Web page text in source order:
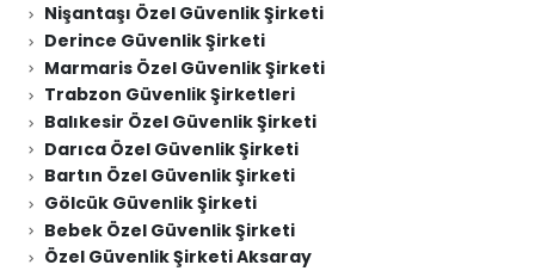
Nişantaşı Özel Güvenlik Şirketi
Derince Güvenlik Şirketi
Marmaris Özel Güvenlik Şirketi
Trabzon Güvenlik Şirketleri
Balıkesir Özel Güvenlik Şirketi
Darıca Özel Güvenlik Şirketi
Bartın Özel Güvenlik Şirketi
Gölcük Güvenlik Şirketi
Bebek Özel Güvenlik Şirketi
Özel Güvenlik Şirketi Aksaray